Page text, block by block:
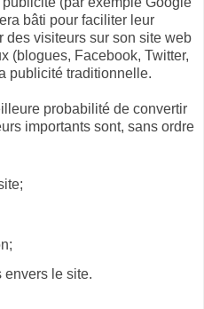
bâti pour faciliter leur
des visiteurs sur son site web
(blogues, Facebook, Twitter,
publicité traditionnelle.
probabilité de convertir
importants sont, sans ordre
envers le site.